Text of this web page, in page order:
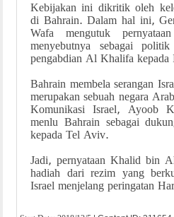
Kebijakan ini dikritik oleh
di Bahrain. Dalam hal ini,
Wafa mengutuk
menyebutnya sebagai
pengabdian Al Khalifa kepada
Bahrain membela serangan
merupakan sebuah negara
Komunikasi Israel, Ayoob
menlu Bahrain sebagai
kepada Tel Aviv.
Jadi, pernyataan Khalid bin
hadiah dari rezim yang
Israel menjelang peringatan